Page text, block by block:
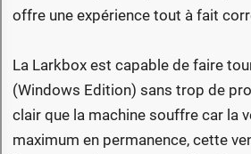
offre une expérience tout à fait
La Larkbox est capable de faire
(Windows Edition) sans trop de
clair que la machine souffre car la
maximum en permanence, cette